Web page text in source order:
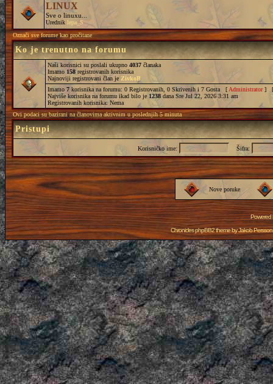
LINUX
Sve o linuxu...
Urednik lepa_S
Označi sve forume kao pročitane
Ko je trenutno na forumu
Naši korisnici su poslali ukupno 4037 članaka
Imamo 158 registrovanih korisnika
Najnoviji registrovani član je ZivkoB
Imamo 7 korisnika na forumu: 0 Registrovanih, 0 Skrivenih i 7 Gosta [ Administrator]
Najviše korisnika na forumu ikad bilo je 1238 dana Sre Jul 22, 2026 3:31 am
Registrovanih korisnika: Nema
Ovi podaci su bazirani na članovima aktivnim u poslednjih 5 minuta
Pristupi
Korisničko ime: Šifra:
Nove poruke
Powered
Chronicles phpBB2 theme byJakob Persson